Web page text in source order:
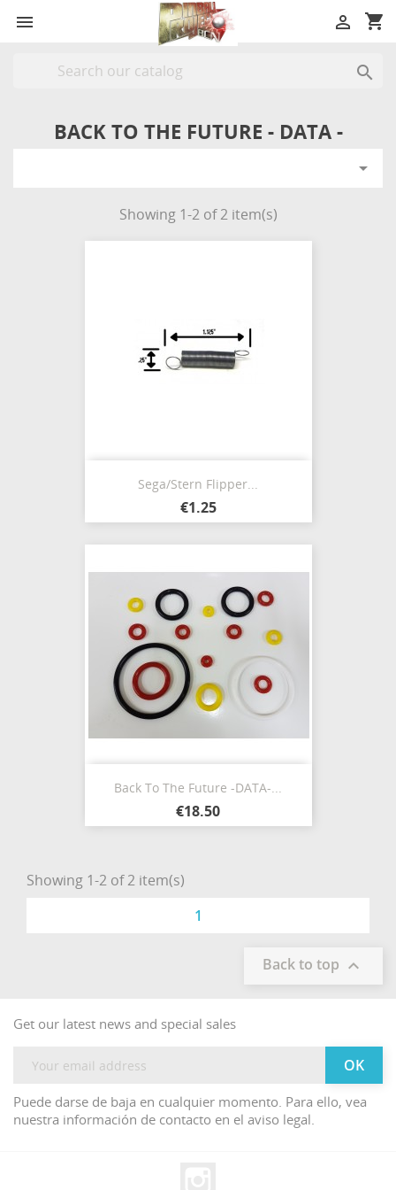
 shopping_cart


BACK TO THE FUTURE - DATA -

Showing 1-2 of 2 item(s)
Sega/Stern Flipper...
€1.25
Back To The Future -DATA-...
€18.50
Showing 1-2 of 2 item(s)
1
Back to top 
Get our latest news and special sales
Puede darse de baja en cualquier momento. Para ello, vea
nuestra información de contacto en el aviso legal.